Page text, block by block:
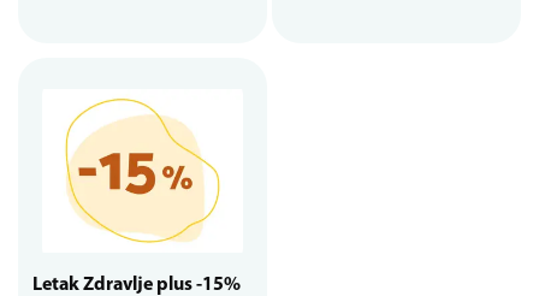
Letak Zdravlje plus -15%